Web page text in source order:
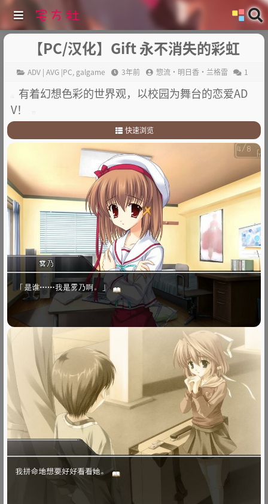
【PC/汉化】Gift 永不消失的彩虹
ADV | AVG |PC, galgame 3年前 惣流·明日香·兰格雷 1
有着幻想色彩的世界观，以校园为舞台的恋爱AD
V！
快速浏览
1.简介